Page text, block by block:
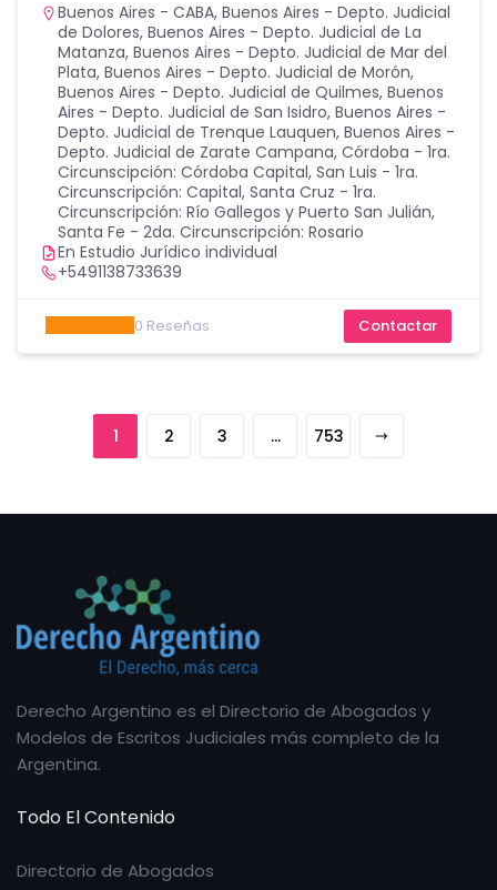
Buenos Aires - CABA, Buenos Aires - Depto. Judicial
de Dolores, Buenos Aires - Depto. Judicial de La
Matanza, Buenos Aires - Depto. Judicial de Mar del
Plata, Buenos Aires - Depto. Judicial de Morón,
Buenos Aires - Depto. Judicial de Quilmes, Buenos
Aires - Depto. Judicial de San Isidro, Buenos Aires -
Depto. Judicial de Trenque Lauquen, Buenos Aires -
Depto. Judicial de Zarate Campana, Córdoba - 1ra.
Circunscipción: Córdoba Capital, San Luis - 1ra.
Circunscripción: Capital, Santa Cruz - 1ra.
Circunscripción: Río Gallegos y Puerto San Julián,
Santa Fe - 2da. Circunscripción: Rosario
En Estudio Jurídico individual
+5491138733639
0 Reseñas Contactar
1 2 3 … 753
Derecho Argentino es el Directorio de Abogados y
Modelos de Escritos Judiciales más completo de la
Argentina.
Todo El Contenido
Directorio de Abogados